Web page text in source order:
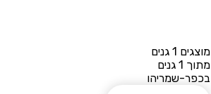
מוצגים 1 גנים
מתוך 1 גנים
בכפר-שמריהו